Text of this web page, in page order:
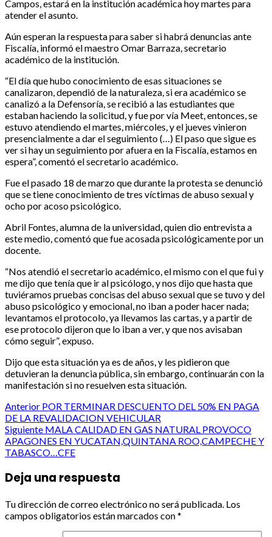
Campos, estará en la institución académica hoy martes para
atender el asunto.
Aún esperan la respuesta para saber si habrá denuncias ante
Fiscalía, informó el maestro Omar Barraza, secretario
académico de la institución.
“El día que hubo conocimiento de esas situaciones se
canalizaron, dependió de la naturaleza, si era académico se
canalizó a la Defensoría, se recibió a las estudiantes que
estaban haciendo la solicitud, y fue por vía Meet, entonces, se
estuvo atendiendo el martes, miércoles, y el jueves vinieron
presencialmente a dar el seguimiento (…) El paso que sigue es
ver si hay un seguimiento por afuera en la Fiscalía, estamos en
espera”, comentó el secretario académico.
Fue el pasado 18 de marzo que durante la protesta se denunció
que se tiene conocimiento de tres víctimas de abuso sexual y
ocho por acoso psicológico.
Abril Fontes, alumna de la universidad, quien dio entrevista a
este medio, comentó que fue acosada psicológicamente por un
docente.
“Nos atendió el secretario académico, el mismo con el que fui y
me dijo que tenía que ir al psicólogo, y nos dijo que hasta que
tuviéramos pruebas concisas del abuso sexual que se tuvo y del
abuso psicológico y emocional, no iban a poder hacer nada;
levantamos el protocolo, ya llevamos las cartas, y a partir de
ese protocolo dijeron que lo iban a ver, y que nos avisaban
cómo seguir”, expuso.
Dijo que esta situación ya es de años, y les pidieron que
detuvieran la denuncia pública, sin embargo, continuarán con la
manifestación si no resuelven esta situación.
Post
navigation
Anterior POR TERMINAR DESCUENTO DEL 50% EN PAGA
DE LA REVALIDACION VEHICULAR
Siguiente MALA CALIDAD EN GAS NATURAL PROVOCO
APAGONES EN YUCATAN,QUINTANA ROO,CAMPECHE Y
TABASCO…CFE
Deja una respuesta
Tu dirección de correo electrónico no será publicada. Los
campos obligatorios están marcados con*